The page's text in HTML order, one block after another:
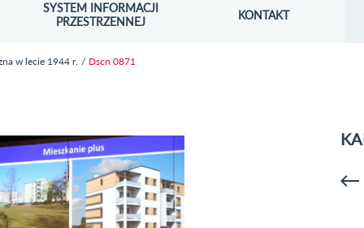
SYSTEM INFORMACJI
PRZESTRZENNEJ
OTWORZY SIĘ W NOWYM OKNIE KONTAKT
w lecie 1944 r. Dscn 0871